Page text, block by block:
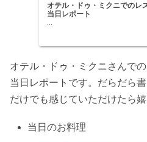
オテル・ドゥ・ミクニでの
当日レポート
オテル・ドゥ・ミクニさんで
当日レポートです。だらだら
だけでも感じていただけたら嬉
当日のお料理